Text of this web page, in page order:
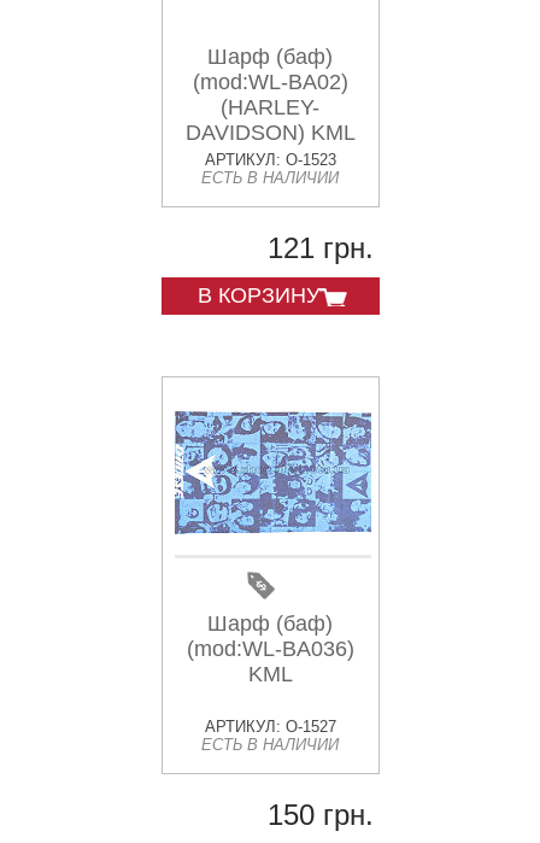
Шарф (баф)
(mod:WL-BA02)
(HARLEY-
DAVIDSON) KML
АРТИКУЛ: O-1523
ЕСТЬ В НАЛИЧИИ
121 грн.
В КОРЗИНУ
Шарф (баф)
(mod:WL-BA036)
KML
АРТИКУЛ: O-1527
ЕСТЬ В НАЛИЧИИ
150 грн.